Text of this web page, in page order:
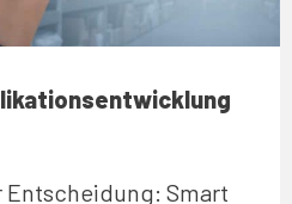
Entscheidung: Smart